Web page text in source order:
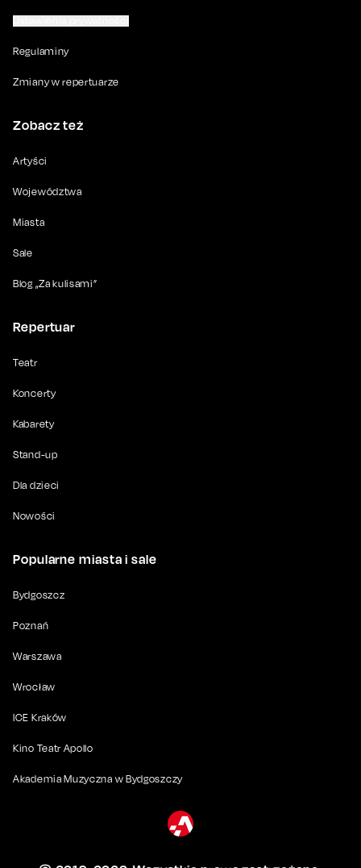
Regulaminy
Zmiany w repertuarze
Zobacz też
Artyści
Województwa
Miasta
Sale
Blog „Za kulisami”
Repertuar
Teatr
Koncerty
Kabarety
Stand-up
Dla dzieci
Nowości
Popularne miasta i sale
Bydgoszcz
Poznań
Warszawa
Wrocław
ICE Kraków
Kino Teatr Apollo
Akademia Muzyczna w Bydgoszczy